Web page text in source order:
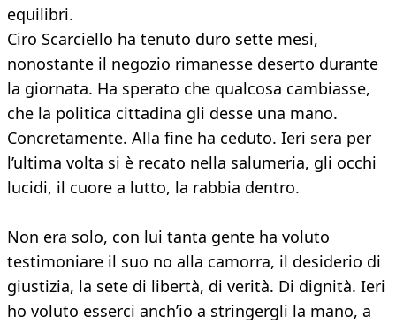
equilibri.
Ciro Scarciello ha tenuto duro sette mesi,
nonostante il negozio rimanesse deserto durante
la giornata. Ha sperato che qualcosa cambiasse,
che la politica cittadina gli desse una mano.
Concretamente. Alla fine ha ceduto. Ieri sera per
l’ultima volta si è recato nella salumeria, gli occhi
lucidi, il cuore a lutto, la rabbia dentro.
Non era solo, con lui tanta gente ha voluto
testimoniare il suo no alla camorra, il desiderio di
giustizia, la sete di libertà, di verità. Di dignità. Ieri
ho voluto esserci anch’io a stringergli la mano, a